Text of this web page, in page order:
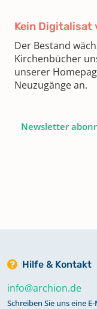
Kein Digitalisat
Der Bestand
Kirchenbücher
unserer
Neuzugänge an.
Newsletter
Hilfe & Kontakt
info@archion.de
Schreiben Sie uns eine